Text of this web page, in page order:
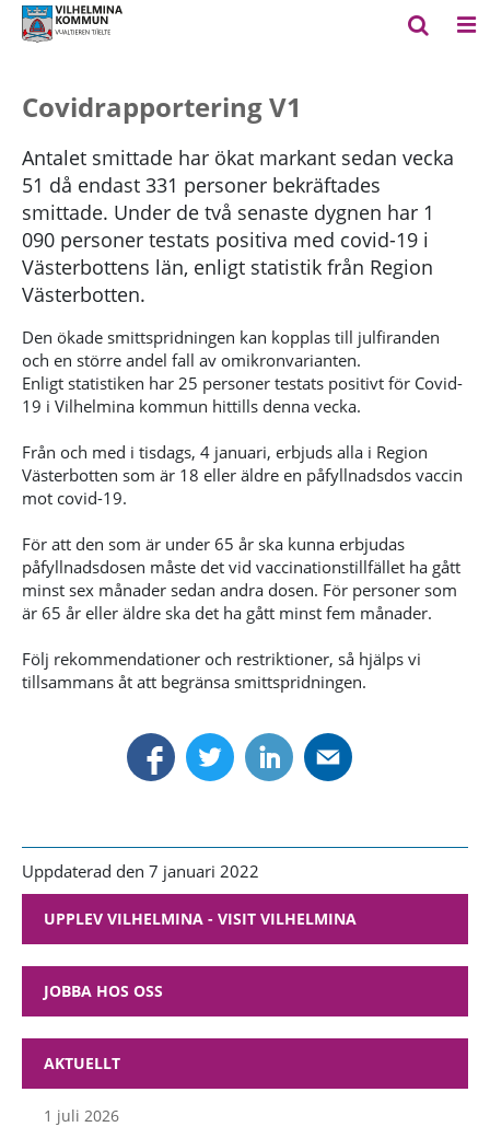
AKTUELLT
1 juli 2026
Covidrapportering V1
Antalet smittade har ökat markant sedan vecka
51 då endast 331 personer bekräftades
smittade. Under de två senaste dygnen har 1
090 personer testats positiva med covid-19 i
Västerbottens län, enligt statistik från Region
Västerbotten.
Den ökade smittspridningen kan kopplas till julfiranden
och en större andel fall av omikronvarianten.
Enligt statistiken har 25 personer testats positivt för Covid-
19 i Vilhelmina kommun hittills denna vecka.
Från och med i tisdags, 4 januari, erbjuds alla i Region
Västerbotten som är 18 eller äldre en påfyllnadsdos vaccin
mot covid-19.
För att den som är under 65 år ska kunna erbjudas
påfyllnadsdosen måste det vid vaccinationstillfället ha gått
minst sex månader sedan andra dosen. För personer som
är 65 år eller äldre ska det ha gått minst fem månader.
Följ rekommendationer och restriktioner, så hjälps vi
tillsammans åt att begränsa smittspridningen.
Uppdaterad den 7 januari 2022
UPPLEV VILHELMINA - VISIT VILHELMINA
JOBBA HOS OSS